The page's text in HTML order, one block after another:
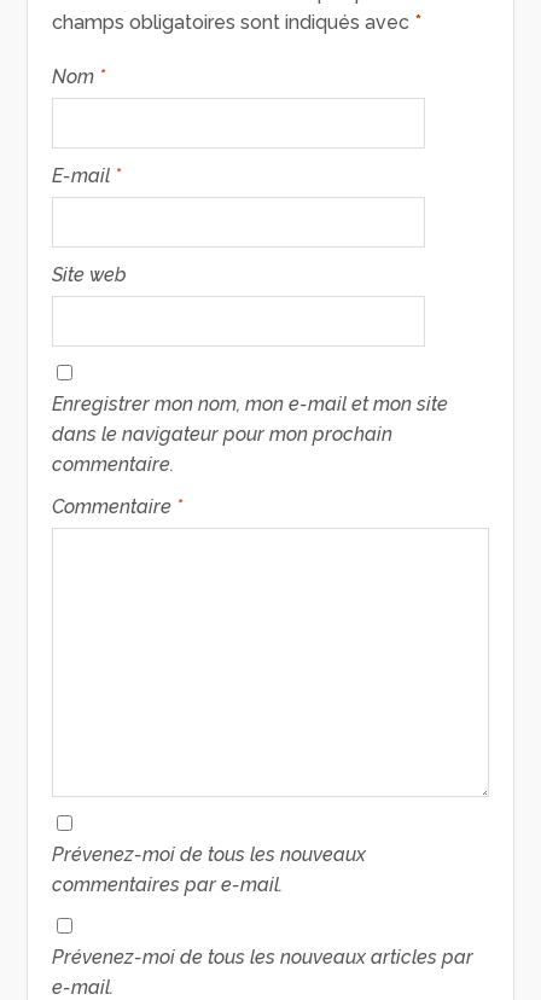
champs obligatoires sont indiqués avec *
Nom *
E-mail *
Site web
Enregistrer mon nom, mon e-mail et mon site
dans le navigateur pour mon prochain
commentaire.
Commentaire *
Prévenez-moi de tous les nouveaux
commentaires par e-mail.
Prévenez-moi de tous les nouveaux articles par
e-mail.